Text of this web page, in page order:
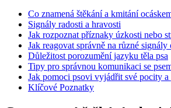
Co znamená štěkání a kmitání
Signály radosti a hravosti
Jak rozpoznat příznaky úzkosti nebo
Jak reagovat správně na různé signály
Důležitost porozumění jazyku těla psa
Tipy pro správnou komunikaci se
Jak pomoci psovi vyjádřit své pocity a
Klíčové Poznatky